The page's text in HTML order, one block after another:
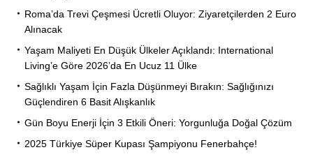
Roma’da Trevi Çeşmesi Ücretli Oluyor: Ziyaretçilerden 2 Euro
Alınacak
Yaşam Maliyeti En Düşük Ülkeler Açıklandı: International
Living’e Göre 2026’da En Ucuz 11 Ülke
Sağlıklı Yaşam İçin Fazla Düşünmeyi Bırakın: Sağlığınızı
Güçlendiren 6 Basit Alışkanlık
Gün Boyu Enerji İçin 3 Etkili Öneri: Yorgunluğa Doğal Çözüm
2025 Türkiye Süper Kupası Şampiyonu Fenerbahçe!